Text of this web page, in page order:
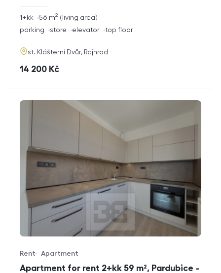
rozměry
disposition
1+kk living area
56 m2
funkce
parking store elevator top floor
adresa
st. Klášterní Dvůr, Rajhrad
cena
14 200 Kč
Apartment for rent 2+kk 59 m², Pardubice -
Offer type
Rent
Property type
Apartment